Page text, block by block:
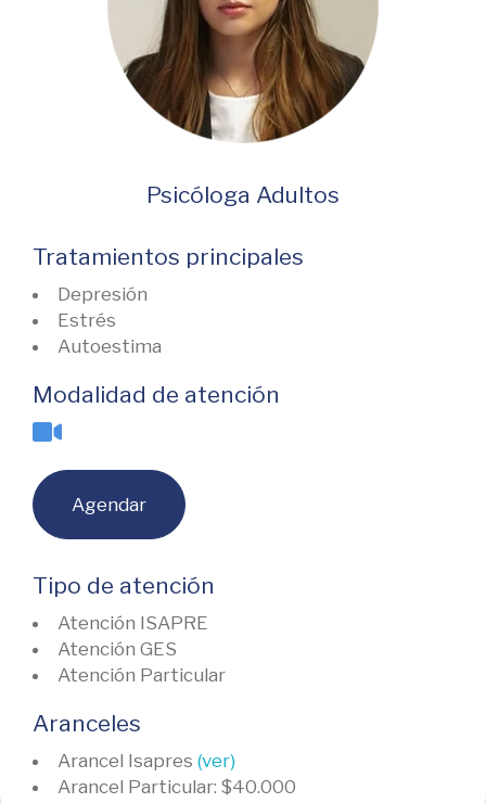
Psicóloga Adultos
Tratamientos principales
Depresión
Estrés
Autoestima
Modalidad de atención
Agendar
Tipo de atención
Atención ISAPRE
Atención GES
Atención Particular
Aranceles
Arancel Isapres (ver)
Arancel Particular: $40.000